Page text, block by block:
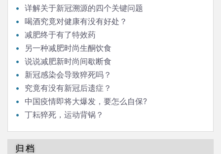
详解关于新冠溯源的四个关键问题
喝酒究竟对健康有没有好处？
减肥终于有了特效药
另一种减肥时尚生酮饮食
说说减肥新时尚间歇断食
新冠感染会导致猝死吗？
究竟有没有新冠后遗症？
中国疫情即将大爆发，要怎么自保?
丁耘猝死，运动背锅？
归档